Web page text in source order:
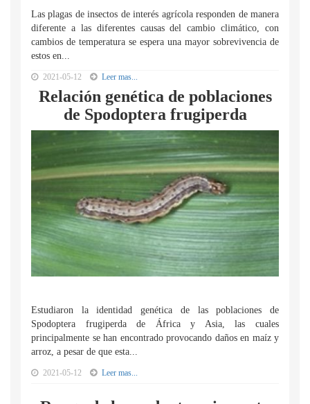
Las plagas de insectos de interés agrícola responden de manera
diferente a las diferentes causas del cambio climático, con
cambios de temperatura se espera una mayor sobrevivencia de
estos en...
2021-05-12 Leer mas...
Relación genética de poblaciones
de Spodoptera frugiperda
Estudiaron la identidad genética de las poblaciones de
Spodoptera frugiperda de África y Asia, las cuales
principalmente se han encontrado provocando daños en maíz y
arroz, a pesar de que esta...
2021-05-12 Leer mas...